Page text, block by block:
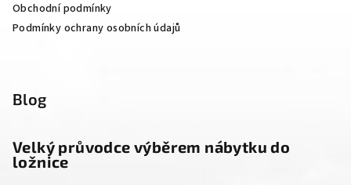
Obchodní podmínky
Podmínky ochrany osobních údajů
Blog
Velký průvodce výběrem nábytku do
ložnice